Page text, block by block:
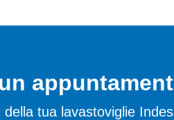
tua lavastoviglie